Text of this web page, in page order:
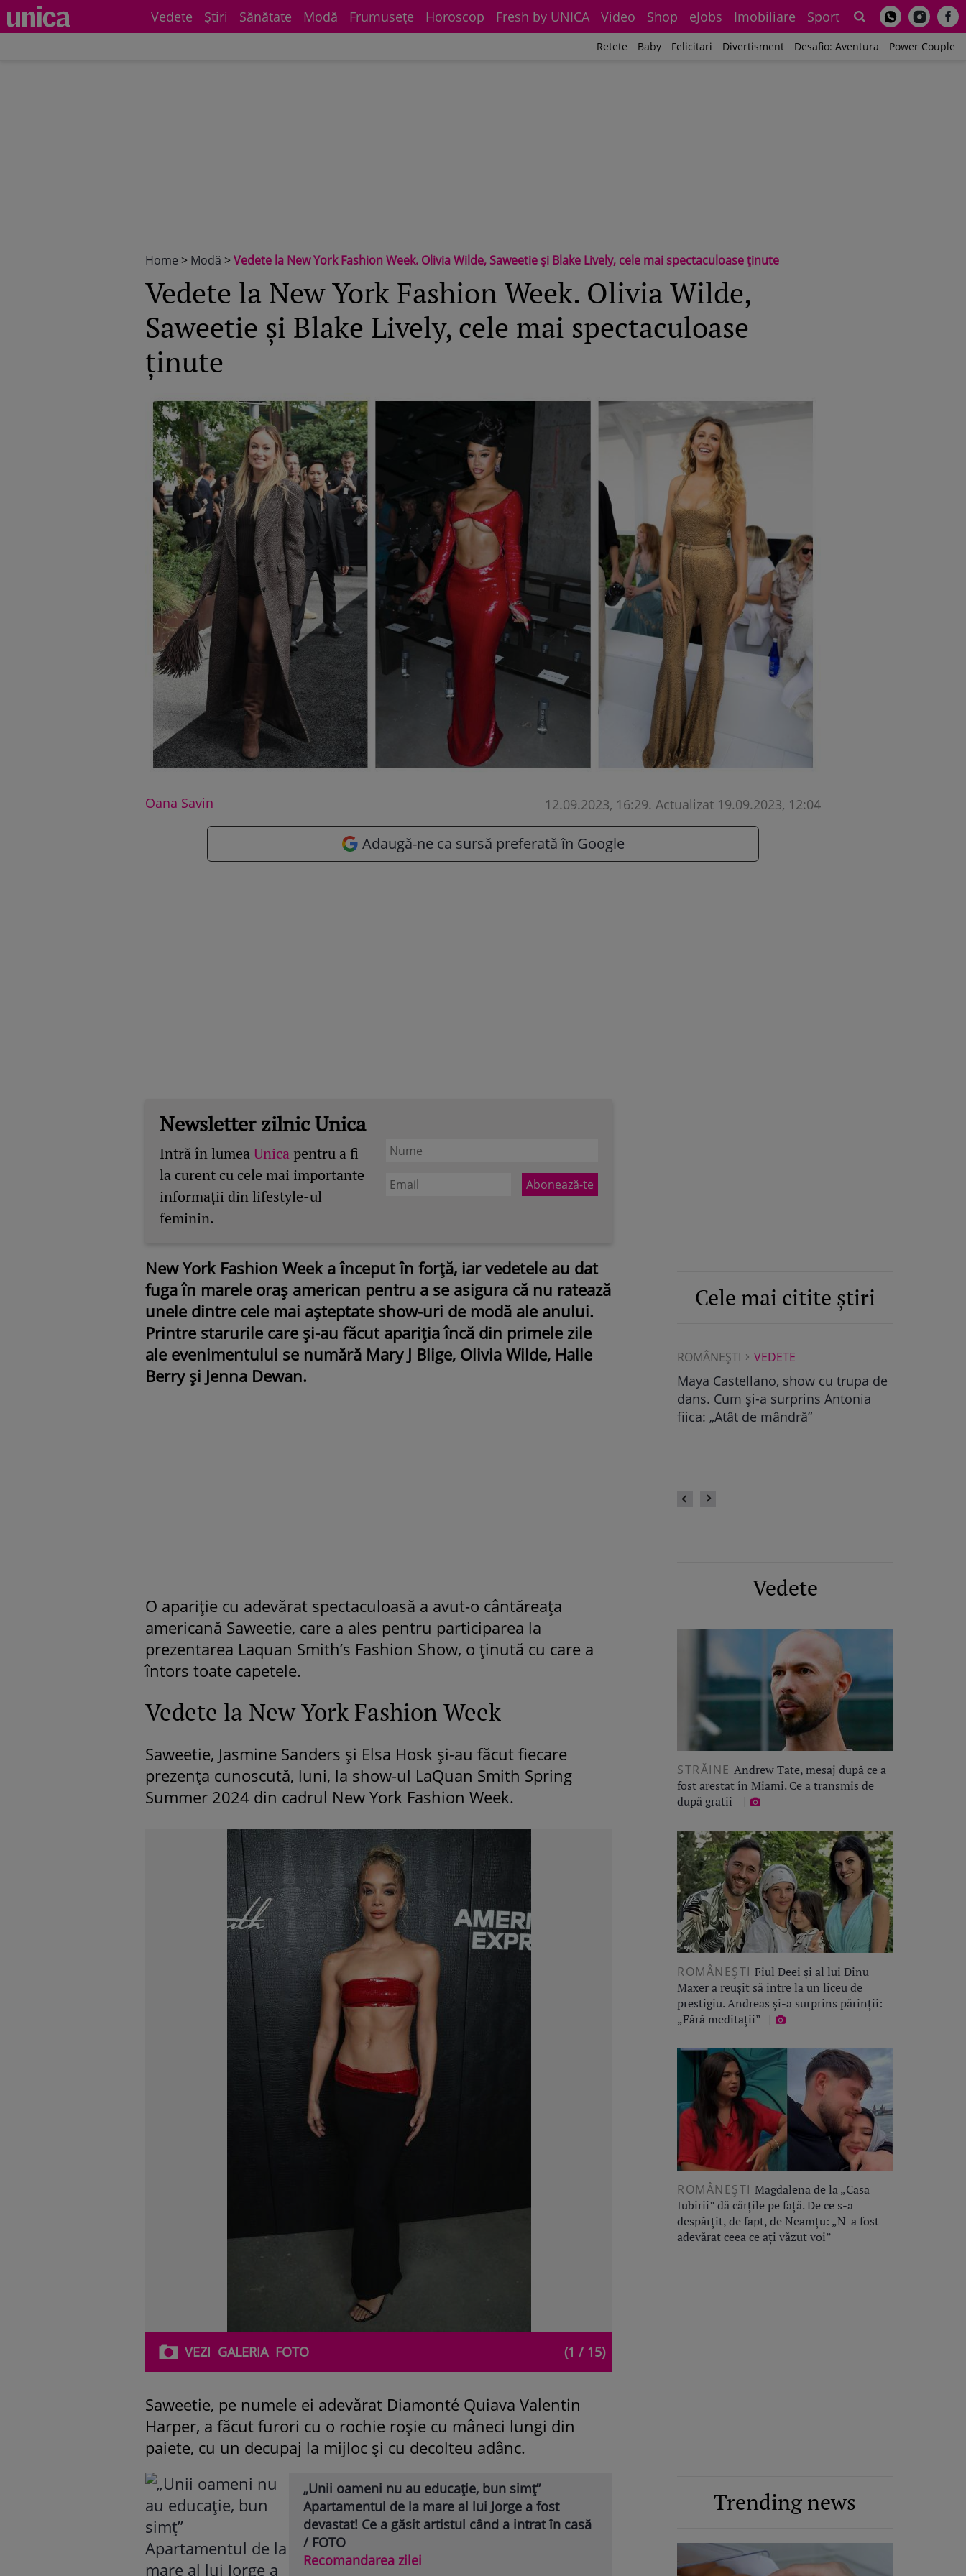
Vedete Știri Sănătate Modă Frumuseţe Horoscop Fresh by UNICA Video Shop eJobs Imobiliare Sport
Retete Baby Felicitari Divertisment Desafio: Aventura Power Couple
Home > Modă >Vedete la New York Fashion Week. Olivia Wilde, Saweetie și Blake Lively, cele mai spectaculoase ținute
Vedete la New York Fashion Week. Olivia Wilde,
Saweetie și Blake Lively, cele mai spectaculoase
ținute
Oana Savin 12.09.2023, 16:29. Actualizat 19.09.2023, 12:04
Adaugă-ne ca sursă preferată în Google
Newsletter zilnic Unica
Intră în lumeaUnica pentru a fi
la curent cu cele mai importante
informații din lifestyle-ul
feminin.
New York Fashion Week a început în forță, iar vedetele au dat
fuga în marele oraș american pentru a se asigura că nu ratează
unele dintre cele mai așteptate show-uri de modă ale anului.
Printre starurile care și-au făcut apariția încă din primele zile
ale evenimentului se numără Mary J Blige, Olivia Wilde, Halle
Berry și Jenna Dewan.
O apariție cu adevărat spectaculoasă a avut-o cântăreața
americană Saweetie, care a ales pentru participarea la
prezentarea Laquan Smith’s Fashion Show, o ținută cu care a
întors toate capetele.
Vedete la New York Fashion Week
Saweetie, Jasmine Sanders și Elsa Hosk și-au făcut fiecare
prezența cunoscută, luni, la show-ul LaQuan Smith Spring
Summer 2024 din cadrul New York Fashion Week.
VEZI GALERIAFOTO (1 / 15)
Saweetie, pe numele ei adevărat Diamonté Quiava Valentin
Harper, a făcut furori cu o rochie roșie cu mâneci lungi din
paiete, cu un decupaj la mijloc și cu decolteu adânc.
„Unii oameni nu au educație, bun simț”
Apartamentul de la mare al lui Jorge a fost
devastat! Ce a găsit artistul când a intrat în casă
/ FOTO
Recomandarea zilei
Cele mai citite știri
ROMÂNEŞTI VEDETE ROMÂNEŞTI VEDETE
Maya Castellano, show cu trupa de
dans. Cum și-a surprins Antonia
fiica: „Atât de mândră”
Vedete
STRĂINE Andrew Tate, mesaj după ce a
fost arestat în Miami. Ce a transmis de
după gratii
ROMÂNEŞTI Fiul Deei și al lui Dinu
Maxer a reușit să intre la un liceu de
prestigiu. Andreas și-a surprins părinții:
„Fără meditații”
ROMÂNEŞTI Magdalena de la „Casa
Iubirii” dă cărțile pe față. De ce s-a
despărțit, de fapt, de Neamțu: „N-a fost
adevărat ceea ce ați văzut voi”
Trending news